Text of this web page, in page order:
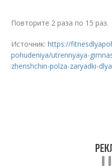
Повторите 2 раза по 15 раз.
Источник:https://
pohudeniya/utrennyaya-
zhenshchin-polza-zaryadki-dlya